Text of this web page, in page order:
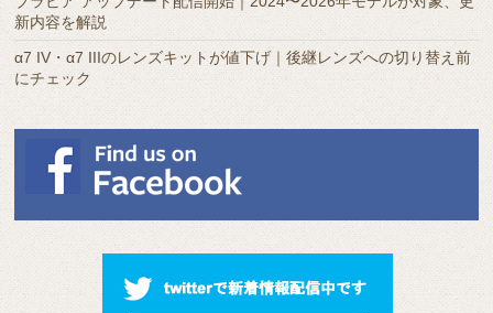
新内容を解説
α7 IV・α7 IIIのレンズキットが値下げ｜後継レンズへの切り替え前
にチェック